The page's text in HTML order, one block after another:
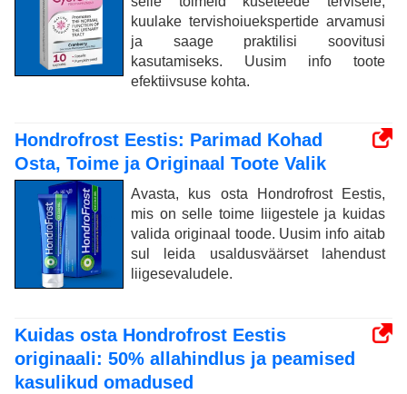
kuulake tervishoiuekspertide arvamusi
ja saage praktilisi soovitusi
kasutamiseks. Uusim info toote
efektiivsuse kohta.
Hondrofrost Eestis: Parimad Kohad
Osta, Toime ja Originaal Toote Valik
Avasta, kus osta Hondrofrost Eestis,
mis on selle toime liigestele ja kuidas
valida originaal toode. Uusim info aitab
sul leida usaldusväärset lahendust
liigesevaludele.
Kuidas osta Hondrofrost Eestis
originaali: 50% allahindlus ja peamised
kasulikud omadused